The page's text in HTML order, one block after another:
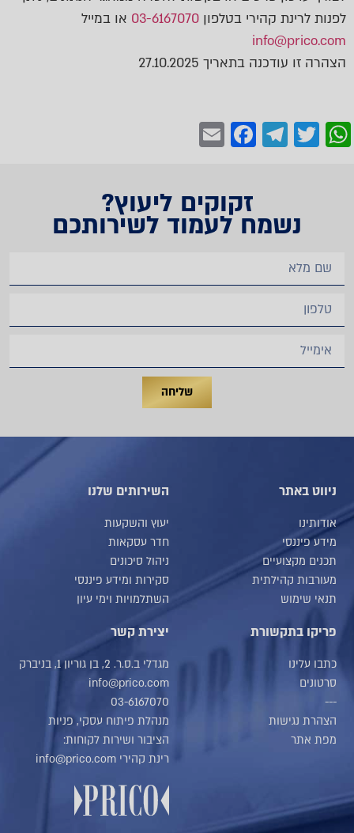
לפנות לרינת קהירי בטלפון
03-6167070
או במייל
info@prico.com
הצהרה זו עודכנה בתאריך 27.10.2025
WhatsApp
Twitter
Telegram
Facebook
זקוקים ליעוץ?
נשמח לעמוד לשירותכם
שליחה
ניווט באתר
אודותינו
מידע פיננסי
תכנים מקצועיים
מעורבות קהילתית
תנאי שימוש
השירותים שלנו
יעוץ והשקעות
חדר עסקאות
ניהול סיכונים
סקירות ומידע פיננסי
השתלמויות וימי עיון
פריקו בתקשורת
כתבו עלינו
סרטונים
---
הצהרת נגישות
מפת אתר
יצירת קשר
מגדלי ב.ס.ר. 2, בן גוריון 1, בניברק
info@prico.com
03-6167070
מנהלת פיתוח עסקי, פניות
הציבור ושירות לקוחות:
רינת קהירי info@prico.com